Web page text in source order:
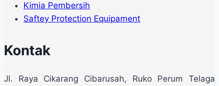
Kimia Pembersih
Saftey Protection Equipament
Kontak
Jl. Raya Cikarang Cibarusah, Ruko Perum Telaga